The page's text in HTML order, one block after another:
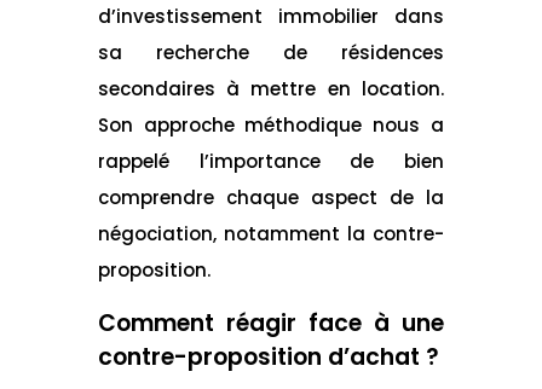
d’investissement immobilier dans
sa recherche de résidences
secondaires à mettre en location.
Son approche méthodique nous a
rappelé l’importance de bien
comprendre chaque aspect de la
négociation, notamment la contre-
proposition.
Comment réagir face à une
contre-proposition d’achat ?